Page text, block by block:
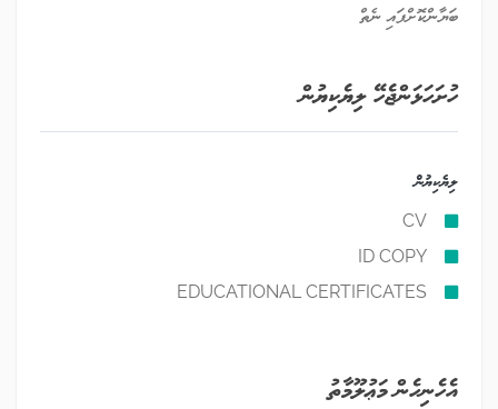
ބަޔާންކޮށްފައި ނެތް
ހުށަހަޅަންޖެހޭ ލިޔެކިޔުން
ލިޔެކިޔުން
CV
ID COPY
EDUCATIONAL CERTIFICATES
އެހެނިހެން މަޢުލޫމާތު